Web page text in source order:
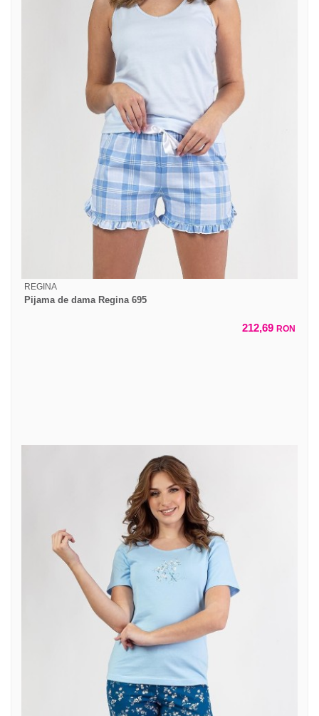
REGINA
Pijama de dama Regina 695
212,69 RON